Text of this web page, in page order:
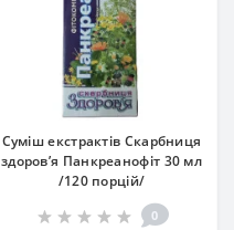
Суміш екстрактів Скарбниця
здоров’я Панкреанофіт 30 мл
/120 порцій/
0